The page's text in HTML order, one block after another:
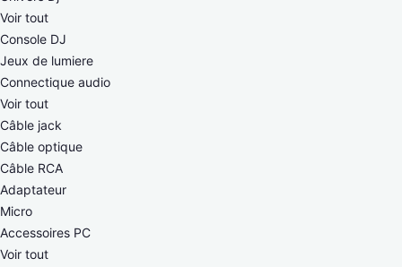
Voir tout
Console DJ
Jeux de lumiere
Connectique audio
Voir tout
Câble jack
Câble optique
Câble RCA
Adaptateur
Micro
Accessoires PC
Voir tout